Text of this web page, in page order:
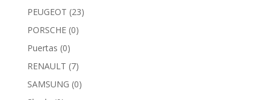
PEUGEOT (23)
PORSCHE (0)
Puertas (0)
RENAULT (7)
SAMSUNG (0)